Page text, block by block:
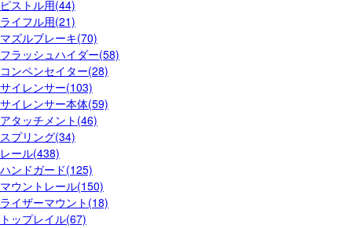
ピストル用(44)
ライフル用(21)
マズルブレーキ(70)
フラッシュハイダー(58)
コンペンセイター(28)
サイレンサー(103)
サイレンサー本体(59)
アタッチメント(46)
スプリング(34)
レール(438)
ハンドガード(125)
マウントレール(150)
ライザーマウント(18)
トップレイル(67)